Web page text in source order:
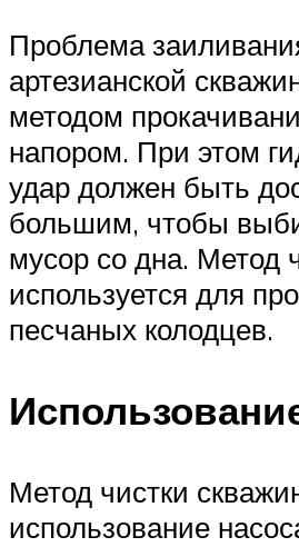
Проблема
артезианской
методом
напором. При этом
удар должен быть
большим, чтобы
мусор со дна. Метод
используется для
песчаных колодцев.
Метод чистки
использование